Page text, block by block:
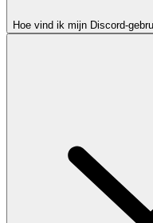
Hoe vind ik mijn Discord-